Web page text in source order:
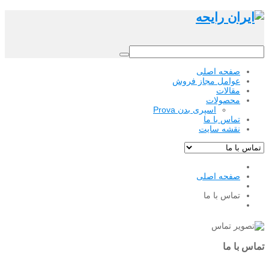
صفحه اصلی
عوامل مجاز فروش
مقالات
محصولات
اسپری بدن Prova
تماس با ما
نقشه سایت
صفحه اصلی
تماس با ما
تماس با ما